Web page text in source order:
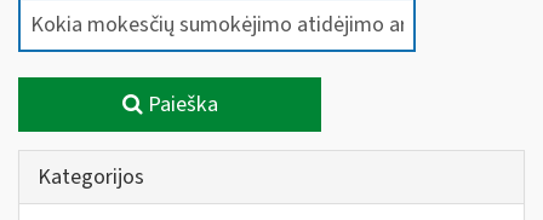
Paieška
Kategorijos